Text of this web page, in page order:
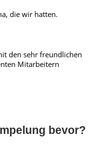
die wir hatten.
den sehr freundlichen
Mitarbeitern
bevor?